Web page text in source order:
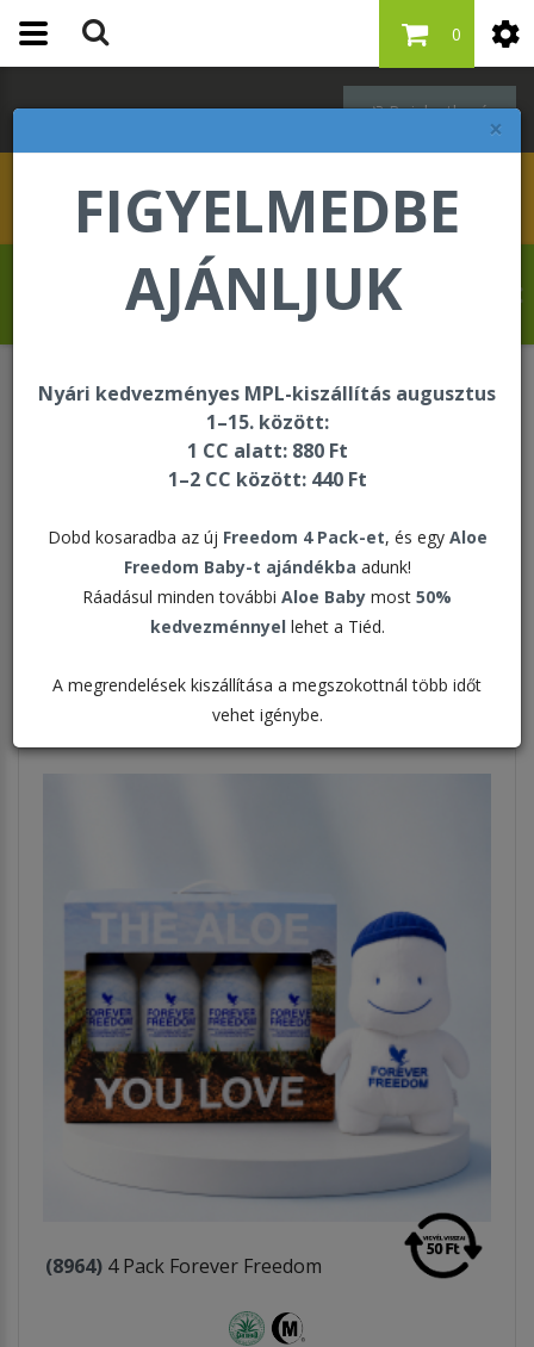
×
FIGYELMEDBE
AJÁNLJUK
Nyári kedvezményes MPL-kiszállítás augusztus
1–15. között:
1 CC alatt: 880 Ft
1–2 CC között: 440 Ft
Dobd kosaradba az új Freedom 4 Pack-et, és egy Aloe
Freedom Baby-t ajándékba adunk!
Ráadásul minden további Aloe Baby most 50%
kedvezménnyel lehet a Tiéd.
A megrendelések kiszállítása a megszokottnál több időt
vehet igénybe.
Bejelentkezés
0
Schleppné Dr. Kasz Edit üdvözli Önt a
Forever Living internetes áruházában!
Egységcsomagok
Egységcsomagok
Rendezés:
(8964) 4 Pack Forever Freedom